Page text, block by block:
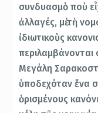
συνδυασμὸ ποὺ
ἀλλαγές, μὲ τὴ
ἰδιωτικοὺς
περιλαμβάνονται
Μεγάλη
ὑποδεχόταν ἕνα
ὁρισμένους